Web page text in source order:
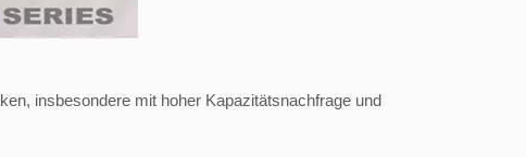
insbesondere mit hoher Kapazitätsnachfrage und